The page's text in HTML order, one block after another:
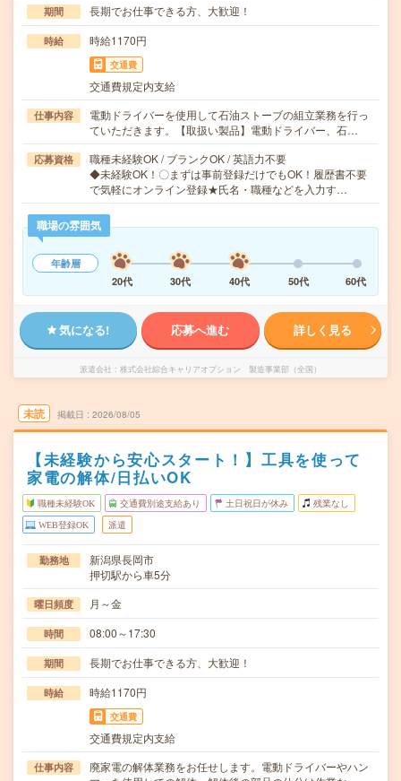
期間 長期でお仕事できる方、大歓迎！
時給 時給1170円
交通費
交通費規定内支給
仕事内容
電動ドライバーを使用して石油ストーブの組立業務を行っ
ていただきます。【取扱い製品】電動ドライバー、石…
応募資格
職種未経験OK / ブランクOK / 英語力不要
◆未経験OK！〇まずは事前登録だけでもOK！履歴書不要
で気軽にオンライン登録★氏名・職種などを入力す…
職場の雰囲気
年齢層
20代
30代 40代 50代 60代
気になる! 応募へ進む 詳しく見る
派遣会社 株式会社綜合キャリアオプション 製造事業部（全国）
未読 掲載日 2026/08/05
【未経験から安心スタート！】工具を使って
家電の解体/日払いOK
職種未経験OK 交通費別途支給あり 土日祝日が休み 残業なし
WEB登録OK 派遣
勤務地
新潟県長岡市
押切駅から車5分
曜日頻度 月～金
時間 08:00～17:30
期間 長期でお仕事できる方、大歓迎！
時給 時給1170円
交通費
交通費規定内支給
仕事内容
廃家電の解体業務をお任せします。電動ドライバーやハン